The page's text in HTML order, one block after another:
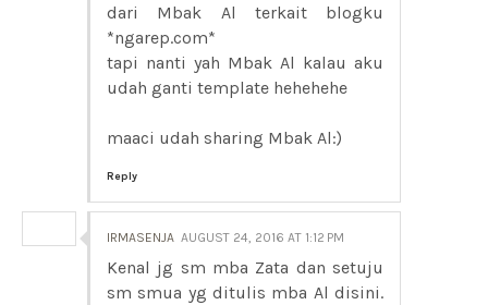
dari Mbak Al terkait blogku
*ngarep.com*
tapi nanti yah Mbak Al kalau aku
udah ganti template hehehehe
maaci udah sharing Mbak Al:)
Reply
IRMASENJA AUGUST 24, 2016 AT 1:12 PM
Kenal jg sm mba Zata dan setuju
sm smua yg ditulis mba Al disini.